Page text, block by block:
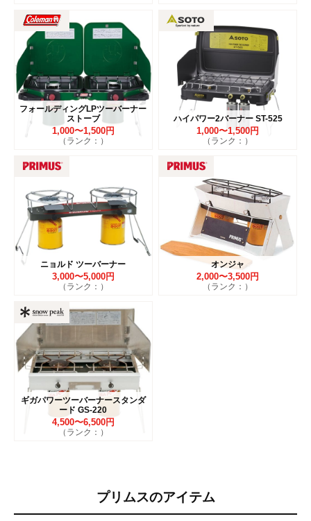
フォールディングLPツーバーナー
ストーブ
1,000〜1,500円
（ランク：）
ハイパワー2バーナー ST-525
1,000〜1,500円
（ランク：）
ニョルド ツーバーナー
3,000〜5,000円
（ランク：）
オンジャ
2,000〜3,500円
（ランク：）
ギガパワーツーバーナースタンダ
ード GS-220
4,500〜6,500円
（ランク：）
プリムスのアイテム